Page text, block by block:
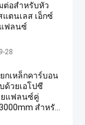
ต่อสําหรับหัว
ตนเลส เอ็กซ์
แฟลนซ์
ยายขอบขอบคู่
28
กเหล็กคาร์บอน
ด้วยเอโปซี
แฟลนซ์คู่
สําหรับ